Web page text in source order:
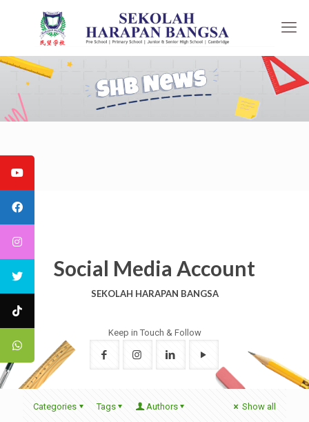
Social Media Account
SEKOLAH HARAPAN BANGSA
Keep in Touch & Follow
Categories Tags Authors Show all